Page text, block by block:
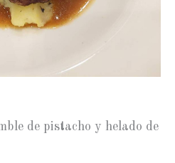
de pistacho y helado de